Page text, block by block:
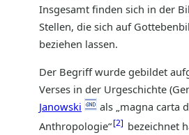
Insgesamt finden sich in der
Stellen, die sich auf
beziehen lassen.
Der Begriff wurde gebildet
Verses in der Urgeschichte
Janowski
als „magna carta
Anthropologie“ 2
bezeichnet